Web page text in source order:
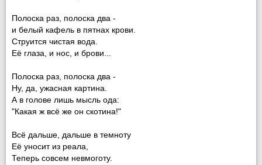
Полоска раз, полоска два -
и белый кафель в пятнах крови.
Струится чистая вода.
Её глаза, и нос, и брови...
Полоска раз, полоска два -
Ну, да, ужасная картина.
А в голове лишь мысль ода:
"Какая ж всё же он скотина!"
Всё дальше, дальше в темноту
Её уносит из реала,
Теперь совсем невмоготу.